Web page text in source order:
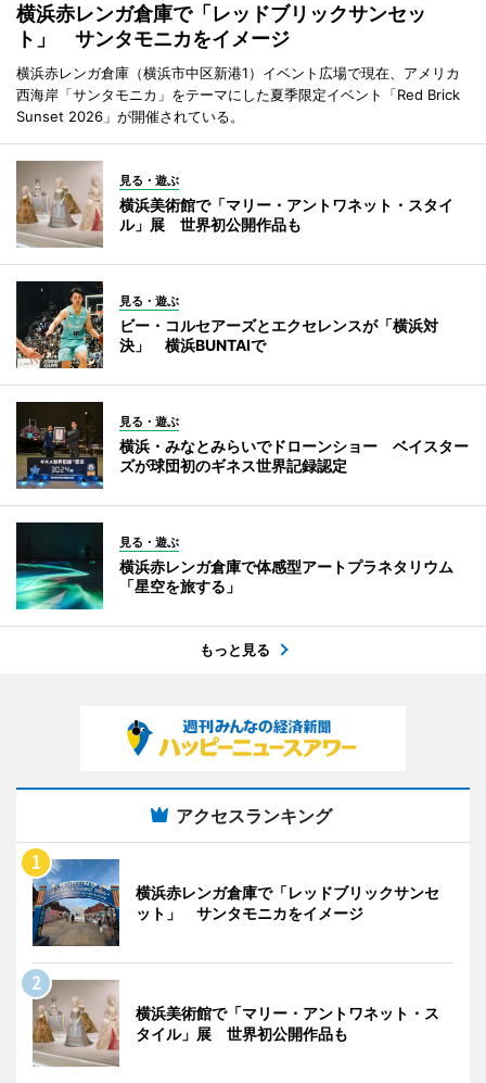
横浜赤レンガ倉庫で「レッドブリックサンセッ
ト」 サンタモニカをイメージ
横浜赤レンガ倉庫（横浜市中区新港1）イベント広場で現在、アメリカ
西海岸「サンタモニカ」をテーマにした夏季限定イベント「Red Brick
Sunset 2026」が開催されている。
見る・遊ぶ
横浜美術館で「マリー・アントワネット・スタイ
ル」展 世界初公開作品も
見る・遊ぶ
ビー・コルセアーズとエクセレンスが「横浜対
決」 横浜BUNTAIで
見る・遊ぶ
横浜・みなとみらいでドローンショー ベイスター
ズが球団初のギネス世界記録認定
見る・遊ぶ
横浜赤レンガ倉庫で体感型アートプラネタリウム
「星空を旅する」
もっと見る
アクセスランキング
横浜赤レンガ倉庫で「レッドブリックサンセ
ット」 サンタモニカをイメージ
横浜美術館で「マリー・アントワネット・ス
タイル」展 世界初公開作品も